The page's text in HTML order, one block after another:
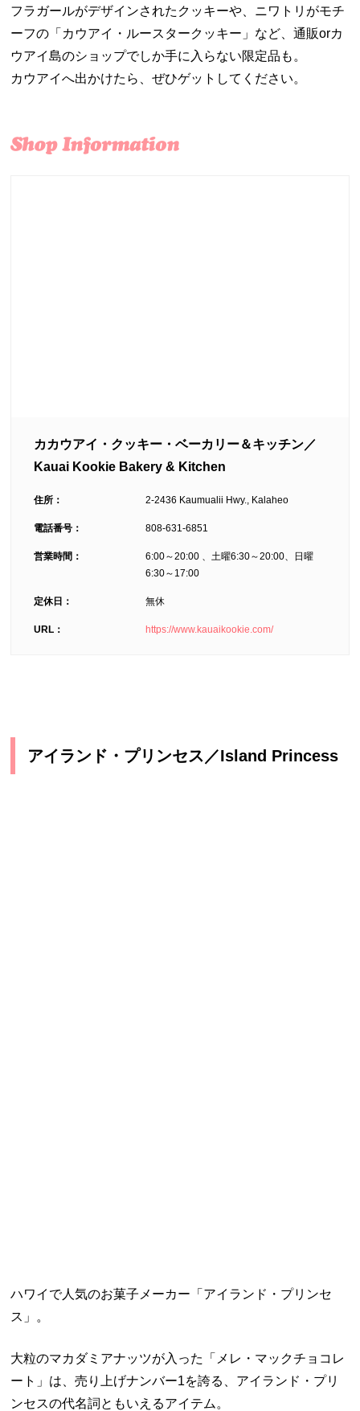
フラガールがデザインされたクッキーや、ニワトリがモチ
ーフの「カウアイ・ルースタークッキー」など、通販orカ
ウアイ島のショップでしか手に入らない限定品も。
カウアイへ出かけたら、ぜひゲットしてください。
カカウアイ・クッキー・ベーカリー＆キッチン／
Kauai Kookie Bakery & Kitchen
住所： 2-2436 Kaumualii Hwy., Kalaheo
電話番号： 808-631-6851
営業時間：
6:00～20:00 、土曜6:30～20:00、日曜
6:30～17:00
定休日： 無休
URL： https://www.kauaikookie.com/
アイランド・プリンセス／Island Princess
ハワイで人気のお菓子メーカー「アイランド・プリンセ
ス」。
大粒のマカダミアナッツが入った「メレ・マックチョコレ
ート」は、売り上げナンバー1を誇る、アイランド・プリ
ンセスの代名詞ともいえるアイテム。